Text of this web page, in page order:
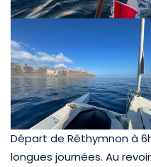
Départ de Réthymnon à
longues journées. Au